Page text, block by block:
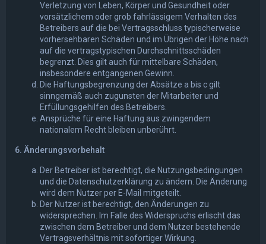
Verletzung von Leben, Körper und Gesundheit oder
vorsätzlichem oder grob fahrlässigem Verhalten des
Betreibers auf die bei Vertragsschluss typischerweise
vorhersehbaren Schäden und im Übrigen der Höhe nach
auf die vertragstypischen Durchschnittsschäden
begrenzt. Dies gilt auch für mittelbare Schäden,
insbesondere entgangenen Gewinn.
Die Haftungsbegrenzung der Absätze a bis c gilt
sinngemäß auch zugunsten der Mitarbeiter und
Erfüllungsgehilfen des Betreibers.
Ansprüche für eine Haftung aus zwingendem
nationalem Recht bleiben unberührt.
6. Änderungsvorbehalt
Der Betreiber ist berechtigt, die Nutzungsbedingungen
und die Datenschutzerklärung zu ändern. Die Änderung
wird dem Nutzer per E-Mail mitgeteilt.
Der Nutzer ist berechtigt, den Änderungen zu
widersprechen. Im Falle des Widerspruchs erlischt das
zwischen dem Betreiber und dem Nutzer bestehende
Vertragsverhältnis mit sofortiger Wirkung.